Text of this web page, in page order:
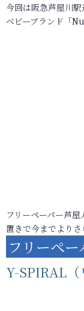
今回は阪急芦屋川
ベビーブランド「
フリーペーパー芦
置きで今までより
フリーペ
Y-SPIRAL（